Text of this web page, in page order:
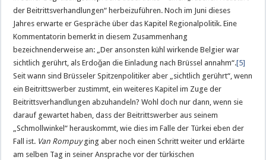
der Beitrittsverhandlungen“ herbeizuführen. Noch im Juni dieses
Jahres erwarte er Gespräche über das Kapitel Regionalpolitik. Eine
Kommentatorin bemerkt in diesem Zusammenhang
bezeichnenderweise an: „Der ansonsten kühl wirkende Belgier war
sichtlich gerührt, als Erdoğan die Einladung nach Brüssel annahm“.[5]
Seit wann sind Brüsseler Spitzenpolitiker aber „sichtlich gerührt“, wenn
ein Beitrittswerber zustimmt, ein weiteres Kapitel im Zuge der
Beitrittsverhandlungen abzuhandeln? Wohl doch nur dann, wenn sie
darauf gewartet haben, dass der Beitrittswerber aus seinem
„Schmollwinkel“ herauskommt, wie dies im Falle der Türkei eben der
Fall ist. Van Rompuyging aber noch einen Schritt weiter und erklärte
am selben Tag in seiner Ansprache vor der türkischen